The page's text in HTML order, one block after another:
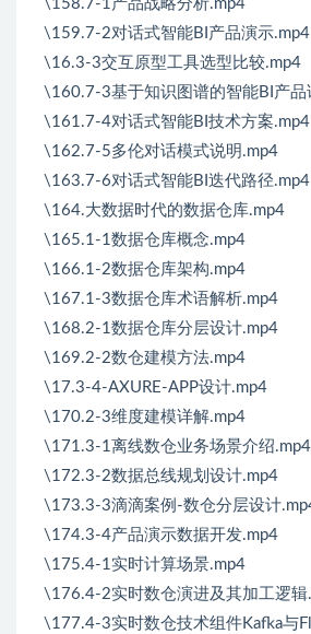
\158.7-1产品战略分析.mp4
\159.7-2对话式智能BI产品演示.mp4
\16.3-3交互原型工具选型比较.mp4
\160.7-3基于知识图谱的智能BI产品
\161.7-4对话式智能BI技术方案.mp4
\162.7-5多伦对话模式说明.mp4
\163.7-6对话式智能BI迭代路径.mp4
\164.大数据时代的数据仓库.mp4
\165.1-1数据仓库概念.mp4
\166.1-2数据仓库架构.mp4
\167.1-3数据仓库术语解析.mp4
\168.2-1数据仓库分层设计.mp4
\169.2-2数仓建模方法.mp4
\17.3-4-AXURE-APP设计.mp4
\170.2-3维度建模详解.mp4
\171.3-1离线数仓业务场景介绍.mp4
\172.3-2数据总线规划设计.mp4
\173.3-3滴滴案例-数仓分层设计
\174.3-4产品演示数据开发.mp4
\175.4-1实时计算场景.mp4
\176.4-2实时数仓演进及其加工逻辑
\177.4-3实时数仓技术组件Kafka与